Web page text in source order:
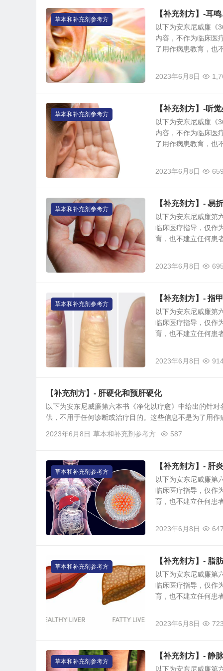
草本和补充剂参考方
【补充剂方】-耳
以下为安东尼威廉《
内容，不作为临床医
了用作病患教育，也
2023年6月8日
草本和补充剂参考方
【补充剂方】-听
以下为安东尼威廉《
内容，不作为临床医
了用作病患教育，也
2023年6月8日
草本和补充剂参考方
【补充剂方】- 易
以下为安东尼威廉第
临床医疗指导，仅作
育，也不建立任何患
2023年6月8日
草本和补充剂参考方
【补充剂方】- 指
以下为安东尼威廉第
临床医疗指导，仅作
育，也不建立任何患
2023年6月8日
【补充剂方】- 肝硬化和预肝硬化
以下为安东尼威廉第六本书《净化以疗愈》中给出的针
供，不用于任何诊断或治疗目的。这些信息不是为了用
2023年6月8日 草本和补充剂参考方 587
草本和补充剂参考方
【补充剂方】- 肝炎
以下为安东尼威廉第
临床医疗指导，仅作
育，也不建立任何患
2023年6月8日
草本和补充剂参考方
【补充剂方】- 脂
以下为安东尼威廉第
临床医疗指导，仅作
育，也不建立任何患
2023年6月8日
草本和补充剂参考方
【补充剂方】- 静
以下为安东尼威廉第